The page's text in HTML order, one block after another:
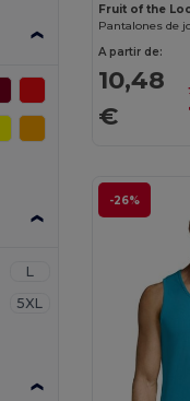
L
5XL
Fruit of the
Pantalones de
A partir de:
10,48
€
-26%